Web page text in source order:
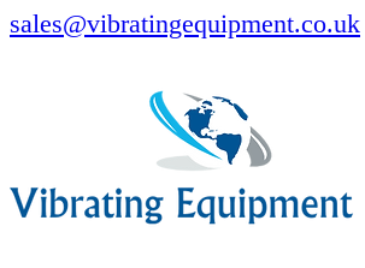
sales@vibratingequipment.co.uk